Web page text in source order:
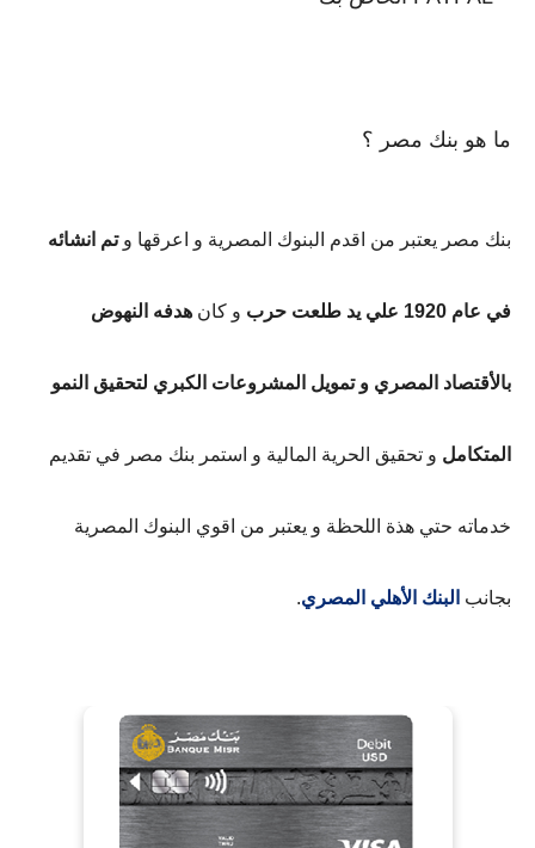
ما هو بنك مصر ؟
بنك مصر يعتبر من اقدم البنوك المصرية و اعرقها وتم انشائه
في عام 1920 علي يد طلعت حرب و كان هدفه النهوض
بالأقتصاد المصري و تمويل المشروعات الكبري لتحقيق النمو
المتكامل و تحقيق الحرية المالية و استمر بنك مصر في تقديم
خدماته حتي هذة اللحظة و يعتبر من اقوي البنوك المصرية
بجانب البنك الأهلي المصري.